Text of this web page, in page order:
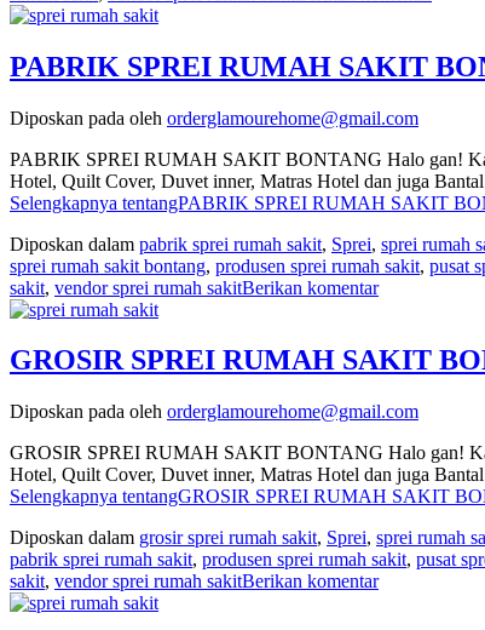
PABRIK SPREI RUMAH SAKIT
Diposkan pada oleh orderglamourehome@gmail.com
PABRIK SPREI RUMAH SAKIT BONTANG Halo gan! Kali
Hotel, Quilt Cover, Duvet inner, Matras Hotel dan juga
Selengkapnya tentangPABRIK SPREI RUMAH SAKIT
Diposkan dalam pabrik sprei rumah sakit, Sprei, sprei rumah
sprei rumah sakit bontang, produsen sprei rumah sakit, pusat
sakit, vendor sprei rumah sakitBerikan komentar
GROSIR SPREI RUMAH SAKIT
Diposkan pada oleh orderglamourehome@gmail.com
GROSIR SPREI RUMAH SAKIT BONTANG Halo gan!
Hotel, Quilt Cover, Duvet inner, Matras Hotel dan juga
Selengkapnya tentangGROSIR SPREI RUMAH SAKIT
Diposkan dalam grosir sprei rumah sakit, Sprei, sprei rumah
pabrik sprei rumah sakit, produsen sprei rumah sakit, pusat
sakit, vendor sprei rumah sakitBerikan komentar